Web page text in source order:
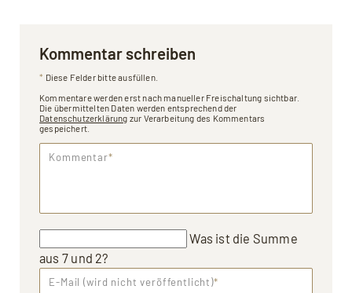
Kommentar schreiben
* Diese Felder bitte ausfüllen.
Kommentare werden erst nach manueller Freischaltung sichtbar.
Die übermittelten Daten werden entsprechend der
Datenschutzerklärung zur Verarbeitung des Kommentars
gespeichert.
Kommentar*
Was ist die Summe
aus 7 und 2?
E-Mail (wird nicht veröffentlicht)*